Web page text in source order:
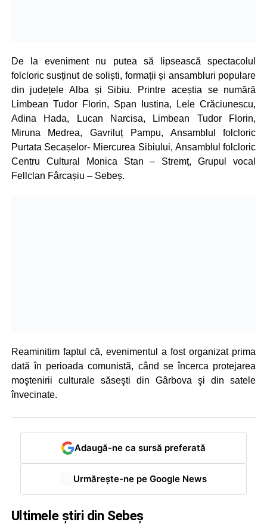
De la eveniment nu putea să lipsească spectacolul
folcloric susținut de soliști, formații și ansambluri populare
din județele Alba și Sibiu. Printre aceștia se numără
Limbean Tudor Florin, Span Iustina, Lele Crăciunescu,
Adina Hada, Lucan Narcisa, Limbean Tudor Florin,
Miruna Medrea, Gavriluț Pampu, Ansamblul folcloric
Purtata Secașelor- Miercurea Sibiului, Ansamblul folcloric
Centru Cultural Monica Stan – Stremț, Grupul vocal
Fellclan Fârcașiu – Sebeș.
Reaminitim faptul că, evenimentul a fost organizat prima
dată în perioada comunistă, când se încerca protejarea
moştenirii culturale săseşti din Gârbova şi din satele
învecinate.
Adaugă-ne ca sursă preferată
Urmărește-ne pe Google News
Ultimele știri din Sebeș